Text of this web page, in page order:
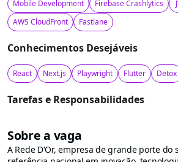
Mobile Development
Firebase Crashlytics
AWS CloudFront
Fastlane
Conhecimentos Desejáveis
React Next.js Playwright Flutter Detox
Tarefas e Responsabilidades
Sobre a vaga
A Rede D'Or, empresa de grande porte do